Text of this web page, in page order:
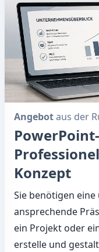
Angebotaus der
Konzept
Sie benötigen
ansprechende
ein Projekt oder
erstelle und